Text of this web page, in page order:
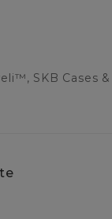
SKB Cases &